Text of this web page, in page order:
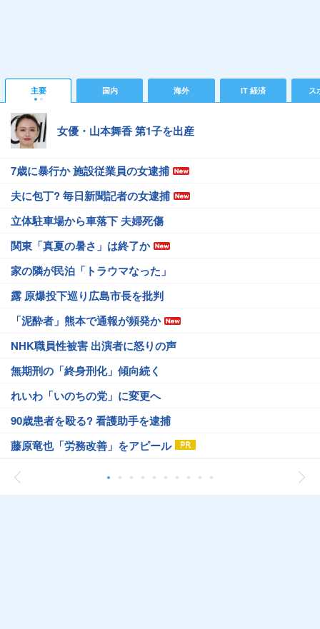
主要 国内 海外 IT 経済 ス
女優・山本舞香 第1子を出産
7歳に暴行か 施設従業員の女逮捕
夫に包丁? 毎日新聞記者の女逮捕
立体駐車場から車落下 夫婦死傷
関東「真夏の暑さ」は終了か
家の隣が民泊「トラウマなった」
露 原爆投下巡り広島市長を批判
「泥酔者」熊本で通報が頻発か
NHK職員性被害 出演者に怒りの声
無期刑の「終身刑化」傾向続く
れいわ「いのちの党」に変更へ
90歳患者を殴る? 看護助手を逮捕
藤原竜也「労務改善」をアピール